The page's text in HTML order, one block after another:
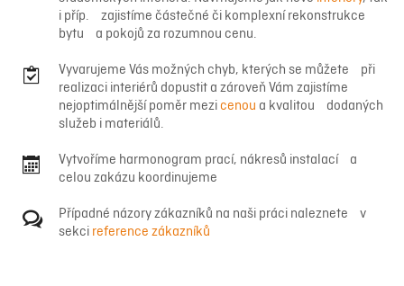
i příp. zajistíme částečné či komplexní rekonstrukce
bytu a pokojů za rozumnou cenu.
Vyvarujeme Vás možných chyb, kterých se můžete při
realizaci interiérů dopustit a zároveň Vám zajistíme
nejoptimálnější poměr mezicenou a kvalitou dodaných
služeb i materiálů.
Vytvoříme harmonogram prací, nákresů instalací a
celou zakázu koordinujeme
Případné názory zákazníků na naši práci naleznete v
sekci reference zákazníků